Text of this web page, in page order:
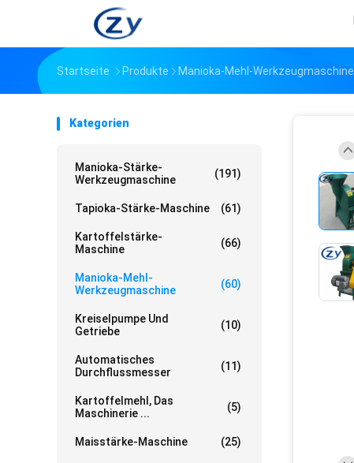
Startseite Produkte Manioka-Mehl-Werkzeugmaschine
Kategorien
Manioka-Stärke-
Werkzeugmaschine
(191)
Tapioka-Stärke-Maschine (61)
Kartoffelstärke-
Maschine
(66)
Manioka-Mehl-
Werkzeugmaschine
(60)
Kreiselpumpe Und
Getriebe
(10)
Automatisches
Durchflussmesser
(11)
Kartoffelmehl, Das
Maschinerie ...
(5)
Maisstärke-Maschine (25)